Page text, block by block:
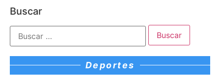
Buscar
Deportes